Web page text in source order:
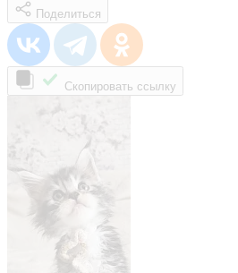
Поделиться
Скопировать ссылку